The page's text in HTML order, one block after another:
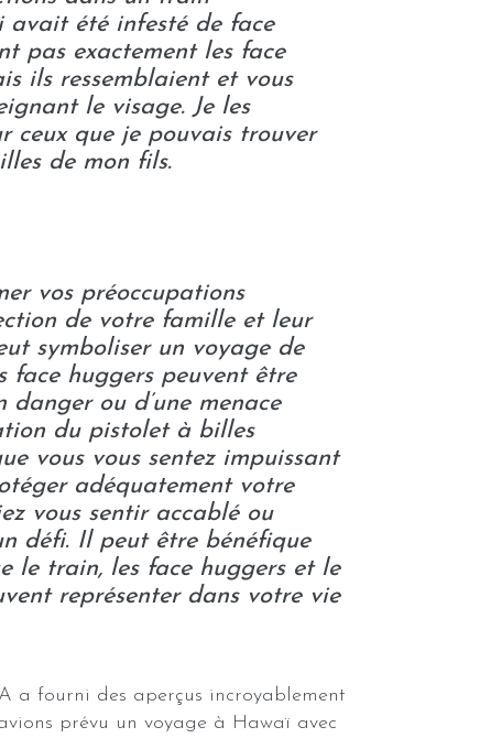
avait été infesté de face
pas exactement les face
ils ressemblaient et vous
le visage. Je les
ceux que je pouvais trouver
de mon fils.
vos préoccupations
de votre famille et leur
symboliser un voyage de
face huggers peuvent être
danger ou d’une menace
du pistolet à billes
vous vous sentez impuissant
adéquatement votre
vous sentir accablé ou
défi. Il peut être bénéfique
le train, les face huggers et le
représenter dans votre vie
a fourni des aperçus incroyablement
prévu un voyage à Hawaï avec